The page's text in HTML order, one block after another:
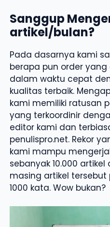
Sanggup
artikel/bulan?
Pada dasarnya kami
berapa pun order
dalam waktu cepat
kualitas terbaik.
kami memiliki ratusan
yang terkoordinir
editor kami dan
penulispro.net. Rekor
kami mampu
sebanyak 10.000
masing artikel
1000 kata. Wow bukan?